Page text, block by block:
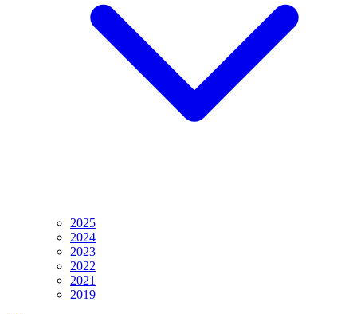
2025
2024
2023
2022
2021
2019